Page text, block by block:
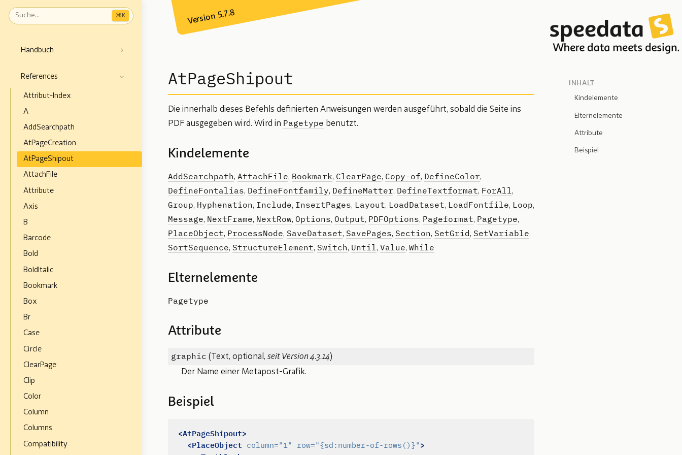
⌘ K
Handbuch
References
Attribut-Index
A
AddSearchpath
AtPageCreation
AtPageShipout
AttachFile
Attribute
Axis
B
Barcode
Bold
BoldItalic
Bookmark
Box
Br
Case
Circle
ClearPage
Clip
Color
Column
Columns
Compatibility
Version 5.7.8
AtPageShipout
Die innerhalb dieses Befehls definierten Anweisungen werden ausgeführt, sobald die Seite ins
PDF ausgegeben wird. Wird in Pagetype benutzt.
Kindelemente
AddSearchpath, AttachFile, Bookmark, ClearPage, Copy-of, DefineColor,
DefineFontalias, DefineFontfamily, DefineMatter, DefineTextformat, ForAll ,
Group, Hyphenation, Include, InsertPages, Layout, LoadDataset, LoadFontfile, Loop,
Message, NextFrame, NextRow, Options, Output, PDFOptions, Pageformat, Pagetype,
PlaceObject, ProcessNode, SaveDataset, SavePages, Section, SetGrid, SetVariable,
SortSequence, StructureElement, Switch, Until , Value, While
Elternelemente
Pagetype
Attribute
graphic (Text, optional, seit Version 4.3.14)
Der Name einer Metapost-Grafik.
Beispiel
<AtPageShipout>
<PlaceObject column="1" row="{sd:number-of-rows()}">
INHALT
Kindelemente
Elternelemente
Attribute
Beispiel